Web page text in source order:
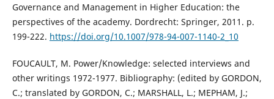
Governance and Management in Higher Education: the
perspectives of the academy. Dordrecht: Springer, 2011. p.
199-222. https://doi.org/10.1007/978-94-007-1140-2_10
FOUCAULT, M. Power/Knowledge: selected interviews and
other writings 1972-1977. Bibliography: (edited by GORDON,
C.; translated by GORDON, C.; MARSHALL, L.; MEPHAM, J.;